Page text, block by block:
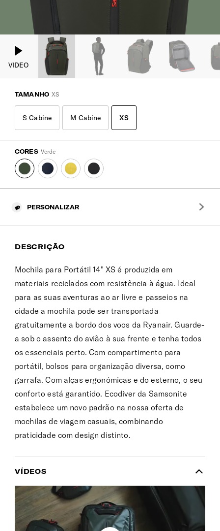
VIDEO
TAMANHO XS
S Cabine M Cabine XS
CORES Verde
PERSONALIZAR
DESCRIÇÃO
Mochila para Portátil 14" XS é produzida em
materiais reciclados com resistência à água. Ideal
para as suas aventuras ao ar livre e passeios na
cidade a mochila pode ser transportada
gratuitamente a bordo dos voos da Ryanair. Guarde-
a sob o assento do avião à sua frente e tenha todos
os essenciais perto. Com compartimento para
portátil, bolsos para organização diversa, como
garrafa. Com alças ergonómicas e do esterno, o seu
conforto está garantido. Ecodiver da Samsonite
estabelece um novo padrão na nossa oferta de
mochilas de viagem casuais, combinando
praticidade com design distinto.
VÍDEOS